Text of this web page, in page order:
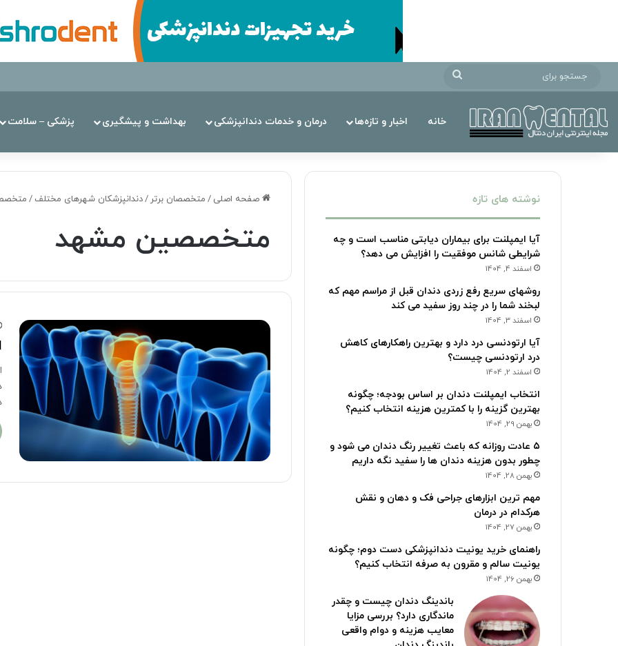
جستجو
خانه اخبار و تازه‌ها درمان‌ و خدمات دندانپزشکی بهداشت و پیشگیری پزشکی – سلامت
صفحه اصلی / متخصصان برتر /دندانپزشکان شهرهای مختلف /
متخصصین مشهد
نوشته های تازه
آیا ایمپلنت برای بیماران دیابتی مناسب است و چه
شرایطی شانس موفقیت را افزایش می دهد؟
اسفند 4, 1404
روشهای سریع رفع زردی دندان قبل از مراسم مهم که
لبخند شما را در چند روز سفید می کند
اسفند 3, 1404
آیا ارتودنسی درد دارد و بهترین راهکارهای کاهش
درد ارتودنسی چیست؟
اسفند 2, 1404
انتخاب ایمپلنت دندان بر اساس بودجه؛ چگونه
بهترین گزینه را با کمترین هزینه انتخاب کنیم؟
بهمن 29, 1404
۵ عادت روزانه که باعث تغییر رنگ دندان می شود و
چطور بدون هزینه دندان ها را سفید نگه داریم
بهمن 28, 1404
مهم ترین ابزارهای جراحی فک و دهان و نقش
هرکدام در درمان
بهمن 27, 1404
راهنمای خرید یونیت دندانپزشکی دست دوم؛ چگونه
یونیت سالم و مقرون به صرفه انتخاب کنیم؟
بهمن 26, 1404
باندینگ دندان چیست و چقدر
ماندگاری دارد؟ بررسی مزایا
معایب هزینه و دوام واقعی